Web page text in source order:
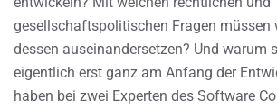
gesellschaftspolitischen Fragen müssen
dessen auseinandersetzen? Und warum
eigentlich erst ganz am Anfang der
haben bei zwei Experten des Software